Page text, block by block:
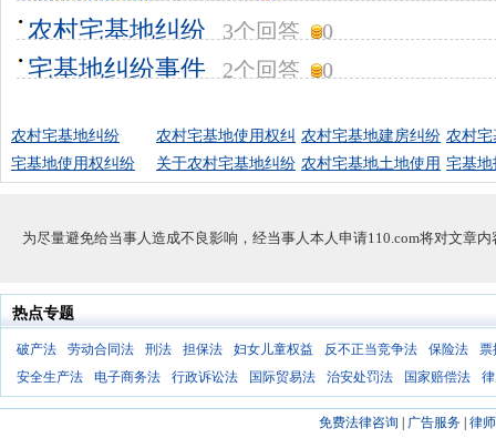
农村宅基地纠纷 3个回答 0
宅基地纠纷事件 2个回答 0
农村宅基地纠纷 农村宅基地使用权纠 农村宅基地建房纠纷 农村
宅基地使用权纠纷
关于农村宅基地纠纷 农村宅基地土地使用 宅基
为尽量避免给当事人造成不良影响，经当事人本人申请110.com将对文章
热点专题
破产法 劳动合同法 刑法 担保法 妇女儿童权益 反不正当竞争法 保险法
票
安全生产法
电子商务法 行政诉讼法 国际贸易法 治安处罚法 国家赔偿法
免费法律咨询 广告服务| 律